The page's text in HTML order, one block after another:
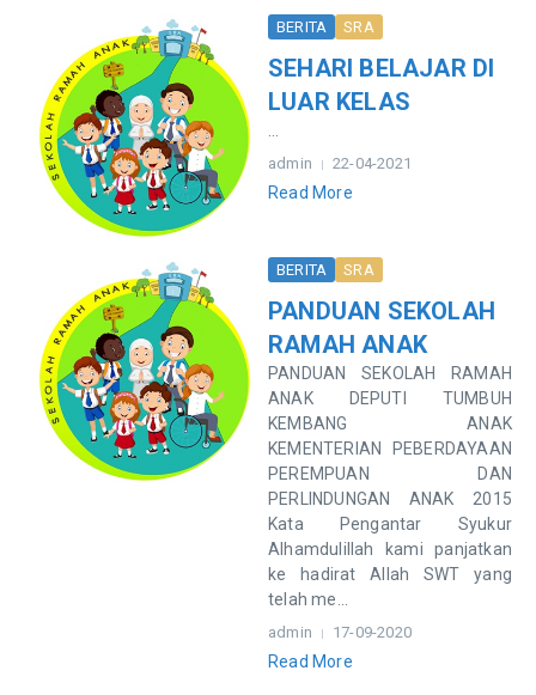
BERITA SRA
SEHARI BELAJAR DI
LUAR KELAS
admin 22-04-2021
Read More
BERITA SRA
PANDUAN SEKOLAH
RAMAH ANAK
PANDUAN SEKOLAH RAMAH
ANAK DEPUTI TUMBUH
KEMBANG ANAK
KEMENTERIAN PEBERDAYAAN
PEREMPUAN DAN
PERLINDUNGAN ANAK 2015
Kata Pengantar Syukur
Alhamdulillah kami panjatkan
ke hadirat Allah SWT yang
telah me...
admin 17-09-2020
Read More